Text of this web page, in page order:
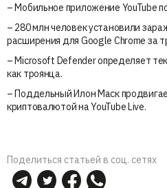
– Мобильное приложение YouTube
– 280 млн человек установили
расширения для Google Chrome за
– Microsoft Defender определяет
как троянца.
– Поддельный Илон Маск
криптовалютой на YouTube Live.
Поделиться статьей в соц. сетях